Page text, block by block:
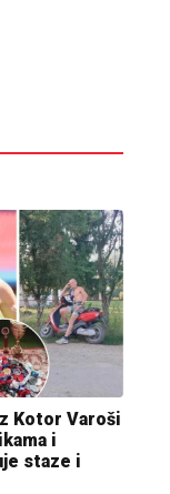
Kotor Varoši
i
staze i